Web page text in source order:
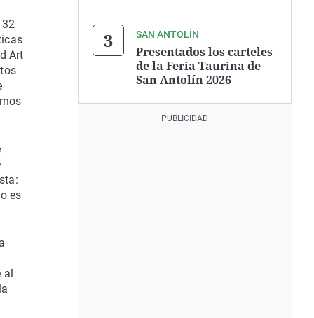
Art
es
SAN ANTOLÍN
Presentados los carteles
de la Feria Taurina de
San Antolín 2026